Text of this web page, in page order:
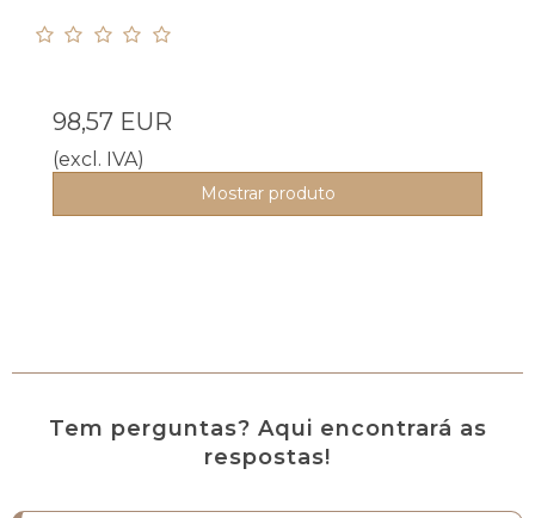
98,57 EUR
(excl. IVA)
Mostrar produto
Tem perguntas? Aqui encontrará as
respostas!